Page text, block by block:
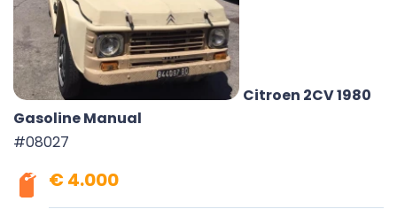
Citroen 2CV 1980
Gasoline Manual
#08027
€ 4.000